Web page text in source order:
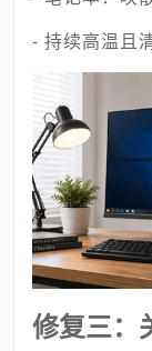
- 持续高温且
修复三：